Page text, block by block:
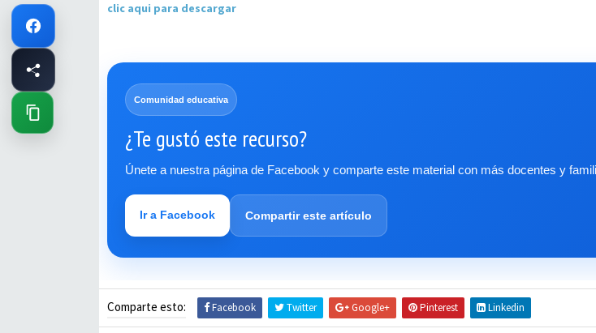
clic aqui para descargar
Comunidad educativa
¿Te gustó este recurso?
Únete a nuestra página de Facebook y comparte este material con más docentes y
Ir a Facebook Compartir este artículo
Comparte esto: Facebook Twitter Google+ Pinterest Linkedin